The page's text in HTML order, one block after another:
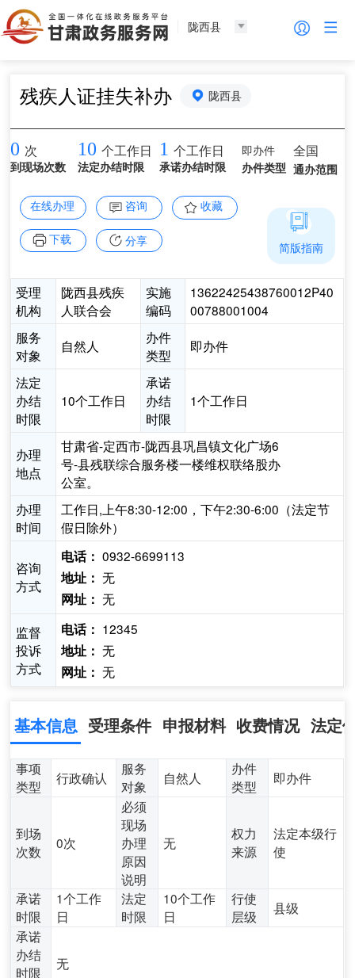
陇西县
残疾人证挂失补办 陇西县
0 次
到现场次数
10 个工作日
法定办结时限
1 个工作日
承诺办结时限
即办件
办件类型
全国
通办范围
在线办理 咨询 收藏
下载 分享
受理
机构
陇西县残疾
人联合会
实施
编码
13622425438760012P40
00788001004
服务
对象
自然人
办件
类型
即办件
法定
办结
时限
10个工作日
承诺
办结
时限
1个工作日
办理
地点
甘肃省-定西市-陇西县巩昌镇文化广场6
号-县残联综合服务楼一楼维权联络股办
公室。
办理
时间
工作日,上午8:30-12:00，下午2:30-6:00（法定节
假日除外）
咨询
方式
电话： 0932-6699113
地址： 无
网址： 无
监督
投诉
方式
电话： 12345
地址： 无
网址： 无
简版指南
基本信息 受理条件 申报材料 收费情况 法定
事项
类型
行政确认
服务
对象
自然人
办件
类型
即办件
到场
次数
0次
必须
现场
办理
原因
说明
无
权力
来源
法定本级行
使
承诺
时限
1个工作
日
法定
时限
10个工作
日
行使
层级
县级
承诺
办结
时限
无